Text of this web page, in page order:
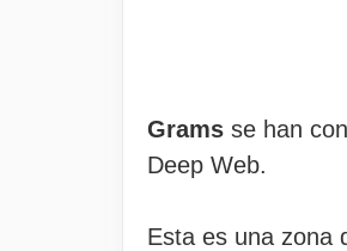
Grams se han
Deep Web.
Esta es una zona